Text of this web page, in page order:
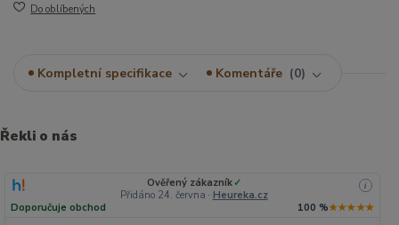
Do oblíbených
Kompletní specifikace Komentáře 0
Řekli o nás
Ověřený zákazník ✓
Přidáno 24. června · Heureka.cz
i
Doporučuje obchod 100 %★★★★★